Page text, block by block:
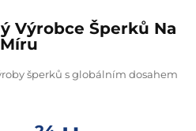
Výrobce Šperků Na
Míru
šperků s globálním dosahem